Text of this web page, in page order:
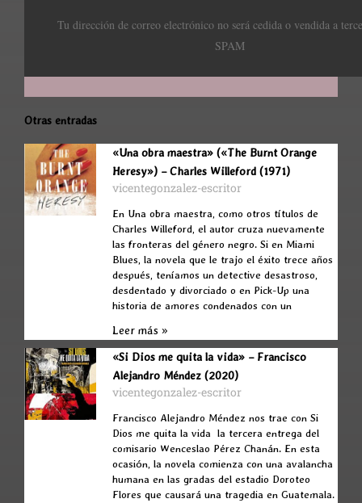
Tu dirección de correo electrónico no será cedida o vendida a
SPAM
Otras entradas
«Una obra maestra» («The Burnt Orange
Heresy») – Charles Willeford (1971)
vicentegonzalez-escritor
En Una obra maestra, como otros títulos de
Charles Willeford, el autor cruza nuevamente
las fronteras del género negro. Si en Miami
Blues, la novela que le trajo el éxito trece años
después, teníamos un detective desastroso,
desdentado y divorciado o en Pick-Up una
historia de amores condenados con un
Leer más »
«Si Dios me quita la vida» – Francisco
Alejandro Méndez (2020)
vicentegonzalez-escritor
Francisco Alejandro Méndez nos trae con Si
Dios me quita la vida la tercera entrega del
comisario Wenceslao Pérez Chanán. En esta
ocasión, la novela comienza con una avalancha
humana en las gradas del estadio Doroteo
Flores que causará una tragedia en Guatemala.